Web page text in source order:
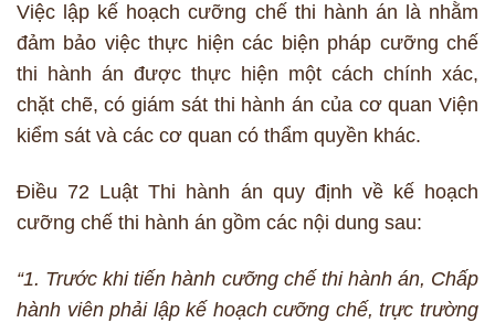
Việc lập kế hoạch cưỡng chế thi hành án là nhằm
đảm bảo việc thực hiện các biện pháp cưỡng chế
thi hành án được thực hiện một cách chính xác,
chặt chẽ, có giám sát thi hành án của cơ quan Viện
kiểm sát và các cơ quan có thẩm quyền khác.
Điều 72 Luật Thi hành án quy định về kế hoạch
cưỡng chế thi hành án gồm các nội dung sau:
“1. Trước khi tiến hành cưỡng chế thi hành án, Chấp
hành viên phải lập kế hoạch cưỡng chế, trực trường